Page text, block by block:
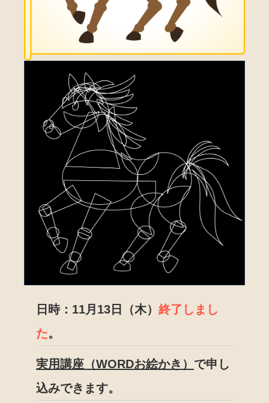
日時：11月13日（木） 終了しまし
た。
実用講座（WORDお絵かき） で申し
込みできます。